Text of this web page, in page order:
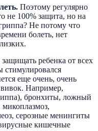
Поэтому регулярно
не 100% защита, но на
Не потому что
болеть, нет
ребенка от всех
стимулировался
еще очень, очень
Например,
бронхиты, ложный
серозные менингиты
кишечные